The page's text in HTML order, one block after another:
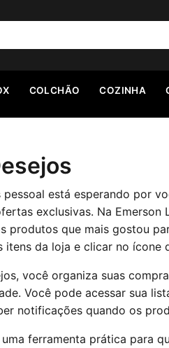
COLCHÃO COZINHA
pessoal está esperando por
exclusivas. Na Emerson
produtos que mais gostou
itens da loja e clicar no ícone
você organiza suas
Você pode acessar sua
notificações quando os
ferramenta prática para